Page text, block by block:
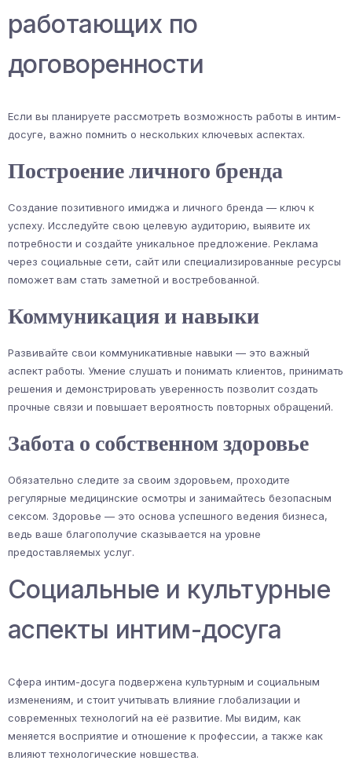
работающих по
договоренности
Если вы планируете рассмотреть возможность работы в интим-
досуге, важно помнить о нескольких ключевых аспектах.
Построение личного бренда
Создание позитивного имиджа и личного бренда — ключ к
успеху. Исследуйте свою целевую аудиторию, выявите их
потребности и создайте уникальное предложение. Реклама
через социальные сети, сайт или специализированные ресурсы
поможет вам стать заметной и востребованной.
Коммуникация и навыки
Развивайте свои коммуникативные навыки — это важный
аспект работы. Умение слушать и понимать клиентов, принимать
решения и демонстрировать уверенность позволит создать
прочные связи и повышает вероятность повторных обращений.
Забота о собственном здоровье
Обязательно следите за своим здоровьем, проходите
регулярные медицинские осмотры и занимайтесь безопасным
сексом. Здоровье — это основа успешного ведения бизнеса,
ведь ваше благополучие сказывается на уровне
предоставляемых услуг.
Социальные и культурные
аспекты интим-досуга
Сфера интим-досуга подвержена культурным и социальным
изменениям, и стоит учитывать влияние глобализации и
современных технологий на её развитие. Мы видим, как
меняется восприятие и отношение к профессии, а также как
влияют технологические новшества.